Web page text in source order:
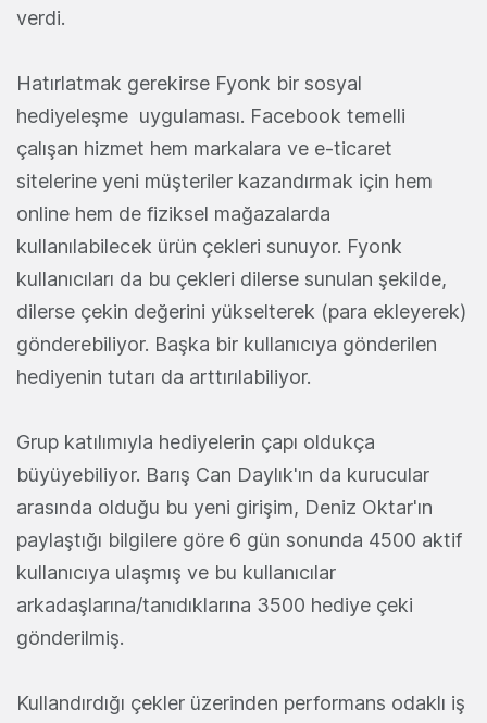
verdi.
Hatırlatmak gerekirse Fyonk bir sosyal
hediyeleşme uygulaması. Facebook temelli
çalışan hizmet hem markalara ve e-ticaret
sitelerine yeni müşteriler kazandırmak için hem
online hem de fiziksel mağazalarda
kullanılabilecek ürün çekleri sunuyor. Fyonk
kullanıcıları da bu çekleri dilerse sunulan şekilde,
dilerse çekin değerini yükselterek (para ekleyerek)
gönderebiliyor. Başka bir kullanıcıya gönderilen
hediyenin tutarı da arttırılabiliyor.
Grup katılımıyla hediyelerin çapı oldukça
büyüyebiliyor. Barış Can Daylık'ın da kurucular
arasında olduğu bu yeni girişim, Deniz Oktar'ın
paylaştığı bilgilere göre 6 gün sonunda 4500 aktif
kullanıcıya ulaşmış ve bu kullanıcılar
arkadaşlarına/tanıdıklarına 3500 hediye çeki
gönderilmiş.
Kullandırdığı çekler üzerinden performans odaklı iş